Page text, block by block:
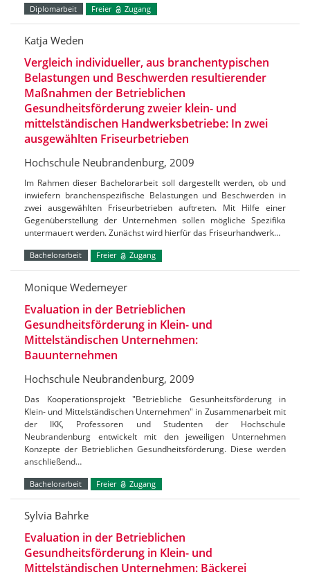
Diplomarbeit Freier Zugang
Katja Weden
Vergleich individueller, aus branchentypischen
Belastungen und Beschwerden resultierender
Maßnahmen der Betrieblichen
Gesundheitsförderung zweier klein- und
mittelständischen Handwerksbetriebe: In zwei
ausgewählten Friseurbetrieben
Hochschule Neubrandenburg, 2009
Im Rahmen dieser Bachelorarbeit soll dargestellt werden, ob und
inwiefern branchenspezifische Belastungen und Beschwerden in
zwei ausgewählten Friseurbetrieben auftreten. Mit Hilfe einer
Gegenüberstellung der Unternehmen sollen mögliche Spezifika
untermauert werden. Zunächst wird hierfür das Friseurhandwerk…
Bachelorarbeit Freier Zugang
Monique Wedemeyer
Evaluation in der Betrieblichen
Gesundheitsförderung in Klein- und
Mittelständischen Unternehmen:
Bauunternehmen
Hochschule Neubrandenburg, 2009
Das Kooperationsprojekt "Betriebliche Gesunheitsförderung in
Klein- und Mittelständischen Unternehmen" in Zusammenarbeit mit
der IKK, Professoren und Studenten der Hochschule
Neubrandenburg entwickelt mit den jeweiligen Unternehmen
Konzepte der Betrieblichen Gesundheitsförderung. Diese werden
anschließend…
Bachelorarbeit Freier Zugang
Sylvia Bahrke
Evaluation in der Betrieblichen
Gesundheitsförderung in Klein- und
Mittelständischen Unternehmen: Bäckerei